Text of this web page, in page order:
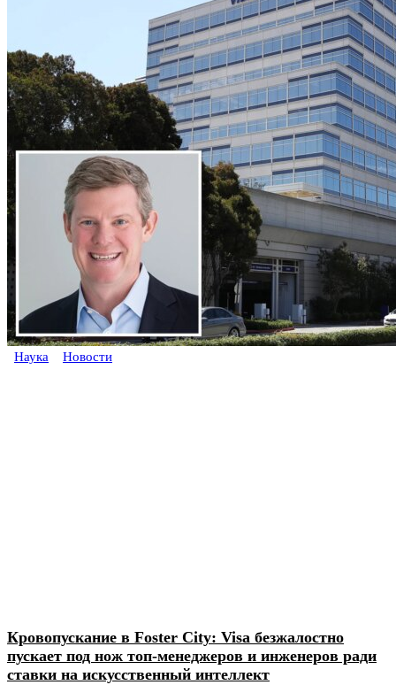
Наука Новости
Кровопускание в Foster City: Visa безжалостно
пускает под нож топ-менеджеров и инженеров ради
ставки на искусственный интеллект